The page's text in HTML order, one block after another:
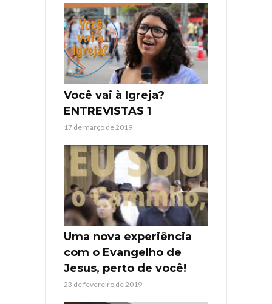
Você vai à Igreja?
ENTREVISTAS 1
17 de março de 2019
Uma nova experiência
com o Evangelho de
Jesus, perto de você!
23 de fevereiro de 2019